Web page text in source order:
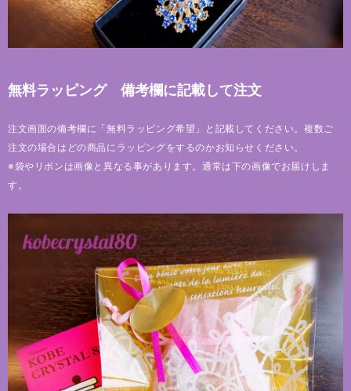
無料ラッピング 備考欄に記載して注文
注文画面の備考欄に「無料ラッピング希望」と記載してください。複数ご
注文の場合はどの商品にラッピングをするのかお知らせください。
※袋やリボンは画像と異なる事があります。通常は下の画像でお届けしま
す。